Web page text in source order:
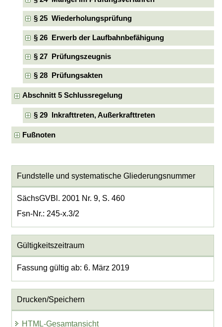
§ 25 Wiederholungsprüfung
§ 26 Erwerb der Laufbahnbefähigung
§ 27 Prüfungszeugnis
§ 28 Prüfungsakten
Abschnitt 5 Schlussregelung
§ 29 Inkrafttreten, Außerkrafttreten
Fußnoten
Fundstelle und systematische Gliederungsnummer
SächsGVBl. 2001 Nr. 9, S. 460
Fsn-Nr.: 245-x.3/2
Gültigkeitszeitraum
Fassung gültig ab: 6. März 2019
Drucken/Speichern
HTML-Gesamtansicht